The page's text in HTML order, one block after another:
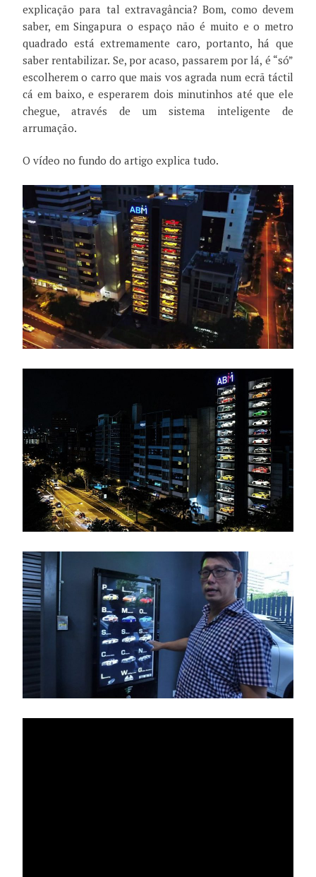
explicação para tal extravagância? Bom, como devem
saber, em Singapura o espaço não é muito e o metro
quadrado está extremamente caro, portanto, há que
saber rentabilizar. Se, por acaso, passarem por lá, é “só”
escolherem o carro que mais vos agrada num ecrã táctil
cá em baixo, e esperarem dois minutinhos até que ele
chegue, através de um sistema inteligente de
arrumação.
O vídeo no fundo do artigo explica tudo.